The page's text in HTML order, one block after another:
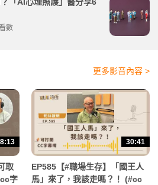
數
更多影音內容 >
取
字
30:41
EP585【#職場生存】「國王人
馬」來了，我該走嗎？！ (#cc